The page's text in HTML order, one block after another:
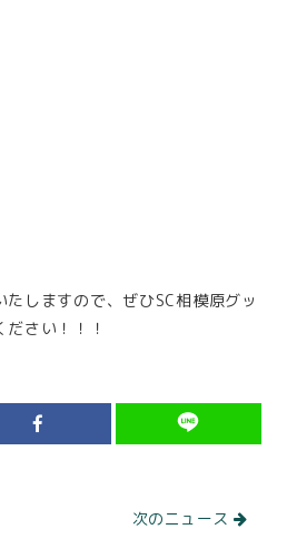
しますので、ぜひSC相模原グッ
さい！！！
次のニュース